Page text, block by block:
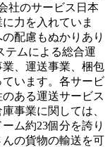
社のサービス日本
力を入れていま
配慮もぬかりあり
テムによる総合運
、運送事業、梱包
います。各サービ
ある運送サービス
事業に関しては、
ム約23個分を誇り
の貨物の輸送を可